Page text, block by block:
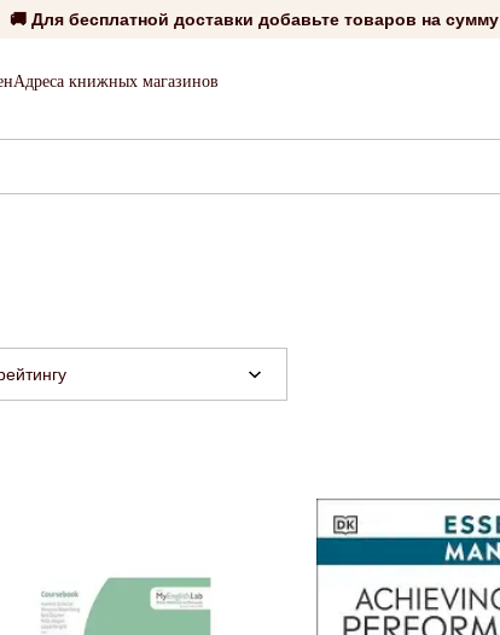
🚚 Для бесплатной доставки добавьте товаров на сумму
Адреса книжных магазинов